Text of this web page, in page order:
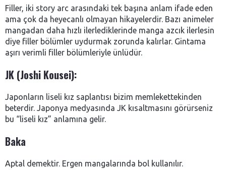
Filler, iki story arc arasındaki tek başına anlam ifade eden
ama çok da heyecanlı olmayan hikayelerdir. Bazı animeler
mangadan daha hızlı ilerlediklerinde manga azcık ilerlesin
diye filler bölümler uydurmak zorunda kalırlar. Gintama
aşırı verimli filler bölümleriyle ünlüdür.
JK (Joshi Kousei):
Japonların liseli kız saplantısı bizim memlekettekinden
beterdir. Japonya medyasında JK kısaltmasını görürseniz
bu “liseli kız” anlamına gelir.
Baka
Aptal demektir. Ergen mangalarında bol kullanılır.